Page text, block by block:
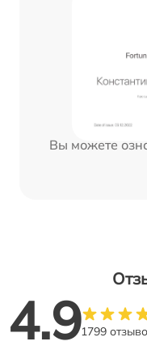
Вы можете
4.91799